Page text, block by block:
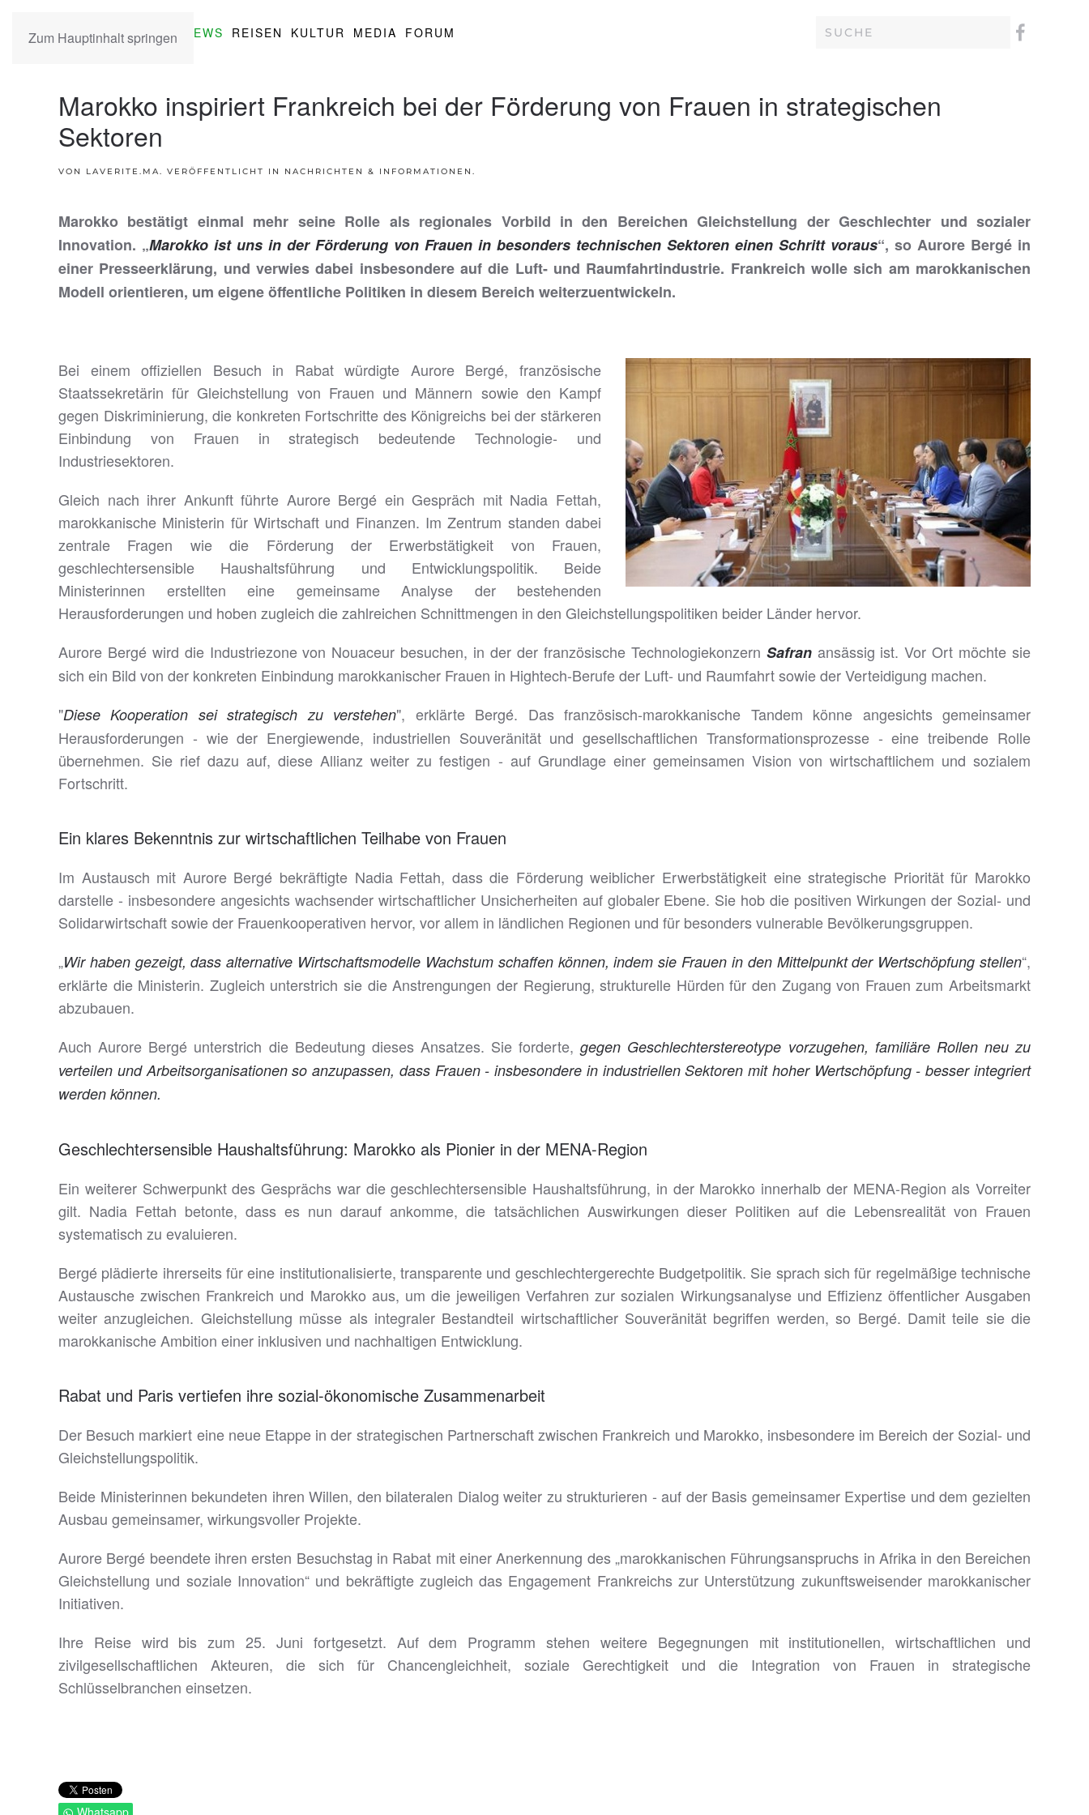
Zum Hauptinhalt springen NEWS REISEN KULTUR MEDIA FORUM
Marokko inspiriert Frankreich bei der Förderung von Frauen in strategischen
Sektoren
VON LAVERITE.MA. VERÖFFENTLICHT IN NACHRICHTEN & INFORMATIONEN .
Marokko bestätigt einmal mehr seine Rolle als regionales Vorbild in den Bereichen Gleichstellung der Geschlechter und sozialer
Innovation. „Marokko ist uns in der Förderung von Frauen in besonders technischen Sektoren einen Schritt voraus“, so Aurore Bergé in
einer Presseerklärung, und verwies dabei insbesondere auf die Luft- und Raumfahrtindustrie. Frankreich wolle sich am marokkanischen
Modell orientieren, um eigene öffentliche Politiken in diesem Bereich weiterzuentwickeln.
Bei einem offiziellen Besuch in Rabat würdigte Aurore Bergé, französische
Staatssekretärin für Gleichstellung von Frauen und Männern sowie den Kampf
gegen Diskriminierung, die konkreten Fortschritte des Königreichs bei der stärkeren
Einbindung von Frauen in strategisch bedeutende Technologie- und
Industriesektoren.
Gleich nach ihrer Ankunft führte Aurore Bergé ein Gespräch mit Nadia Fettah,
marokkanische Ministerin für Wirtschaft und Finanzen. Im Zentrum standen dabei
zentrale Fragen wie die Förderung der Erwerbstätigkeit von Frauen,
geschlechtersensible Haushaltsführung und Entwicklungspolitik. Beide
Ministerinnen erstellten eine gemeinsame Analyse der bestehenden
Herausforderungen und hoben zugleich die zahlreichen Schnittmengen in den Gleichstellungspolitiken beider Länder hervor.
Aurore Bergé wird die Industriezone von Nouaceur besuchen, in der der französische Technologiekonzern Safran ansässig ist. Vor Ort möchte sie
sich ein Bild von der konkreten Einbindung marokkanischer Frauen in Hightech-Berufe der Luft- und Raumfahrt sowie der Verteidigung machen.
"Diese Kooperation sei strategisch zu verstehen", erklärte Bergé. Das französisch-marokkanische Tandem könne angesichts gemeinsamer
Herausforderungen - wie der Energiewende, industriellen Souveränität und gesellschaftlichen Transformationsprozesse - eine treibende Rolle
übernehmen. Sie rief dazu auf, diese Allianz weiter zu festigen - auf Grundlage einer gemeinsamen Vision von wirtschaftlichem und sozialem
Fortschritt.
Ein klares Bekenntnis zur wirtschaftlichen Teilhabe von Frauen
Im Austausch mit Aurore Bergé bekräftigte Nadia Fettah, dass die Förderung weiblicher Erwerbstätigkeit eine strategische Priorität für Marokko
darstelle - insbesondere angesichts wachsender wirtschaftlicher Unsicherheiten auf globaler Ebene. Sie hob die positiven Wirkungen der Sozial- und
Solidarwirtschaft sowie der Frauenkooperativen hervor, vor allem in ländlichen Regionen und für besonders vulnerable Bevölkerungsgruppen.
„Wir haben gezeigt, dass alternative Wirtschaftsmodelle Wachstum schaffen können, indem sie Frauen in den Mittelpunkt der Wertschöpfung stellen“,
erklärte die Ministerin. Zugleich unterstrich sie die Anstrengungen der Regierung, strukturelle Hürden für den Zugang von Frauen zum Arbeitsmarkt
abzubauen.
Auch Aurore Bergé unterstrich die Bedeutung dieses Ansatzes. Sie forderte,gegen Geschlechterstereotype vorzugehen, familiäre Rollen neu zu
verteilen und Arbeitsorganisationen so anzupassen, dass Frauen - insbesondere in industriellen Sektoren mit hoher Wertschöpfung - besser integriert
werden können.
Geschlechtersensible Haushaltsführung: Marokko als Pionier in der MENA-Region
Ein weiterer Schwerpunkt des Gesprächs war die geschlechtersensible Haushaltsführung, in der Marokko innerhalb der MENA-Region als Vorreiter
gilt. Nadia Fettah betonte, dass es nun darauf ankomme, die tatsächlichen Auswirkungen dieser Politiken auf die Lebensrealität von Frauen
systematisch zu evaluieren.
Bergé plädierte ihrerseits für eine institutionalisierte, transparente und geschlechtergerechte Budgetpolitik. Sie sprach sich für regelmäßige technische
Austausche zwischen Frankreich und Marokko aus, um die jeweiligen Verfahren zur sozialen Wirkungsanalyse und Effizienz öffentlicher Ausgaben
weiter anzugleichen. Gleichstellung müsse als integraler Bestandteil wirtschaftlicher Souveränität begriffen werden, so Bergé. Damit teile sie die
marokkanische Ambition einer inklusiven und nachhaltigen Entwicklung.
Rabat und Paris vertiefen ihre sozial-ökonomische Zusammenarbeit
Der Besuch markiert eine neue Etappe in der strategischen Partnerschaft zwischen Frankreich und Marokko, insbesondere im Bereich der Sozial- und
Gleichstellungspolitik.
Beide Ministerinnen bekundeten ihren Willen, den bilateralen Dialog weiter zu strukturieren - auf der Basis gemeinsamer Expertise und dem gezielten
Ausbau gemeinsamer, wirkungsvoller Projekte.
Aurore Bergé beendete ihren ersten Besuchstag in Rabat mit einer Anerkennung des „marokkanischen Führungsanspruchs in Afrika in den Bereichen
Gleichstellung und soziale Innovation“ und bekräftigte zugleich das Engagement Frankreichs zur Unterstützung zukunftsweisender marokkanischer
Initiativen.
Ihre Reise wird bis zum 25. Juni fortgesetzt. Auf dem Programm stehen weitere Begegnungen mit institutionellen, wirtschaftlichen und
zivilgesellschaftlichen Akteuren, die sich für Chancengleichheit, soziale Gerechtigkeit und die Integration von Frauen in strategische
Schlüsselbranchen einsetzen.
Whatsapp